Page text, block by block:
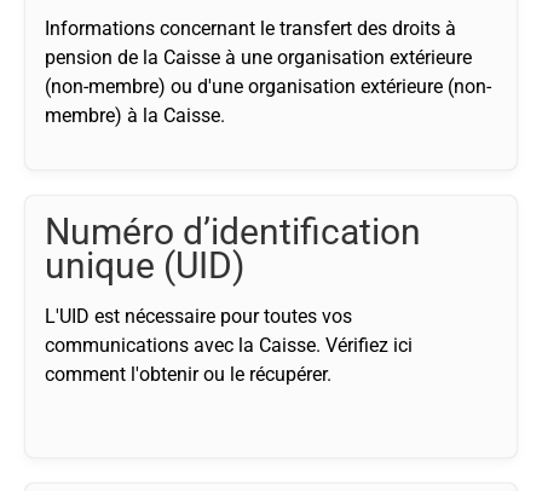
Informations concernant le transfert des droits à
pension de la Caisse à une organisation extérieure
(non-membre) ou d'une organisation extérieure (non-
membre) à la Caisse.
Numéro d’identification
unique (UID)
L'UID est nécessaire pour toutes vos
communications avec la Caisse. Vérifiez ici
comment l'obtenir ou le récupérer.